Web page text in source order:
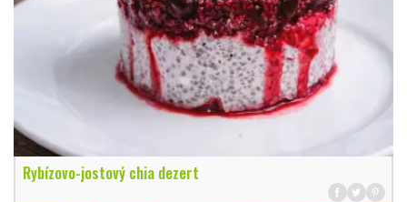
Rybízovo-jostový chia dezert